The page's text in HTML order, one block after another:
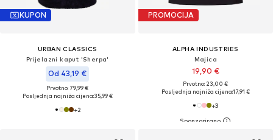
KUPON
URBAN CLASSICS
Prijelazni kaput 'Sherpa'
Od 43,19 €
Prvotno: 79,99 €
Posljednja najniža cijena:35,99 €
+2
PROMOCIJA
ALPHA INDUSTRIES
Majica
19,90 €
Prvotno: 23,00 €
Posljednja najniža cijena:17,91 €
+3